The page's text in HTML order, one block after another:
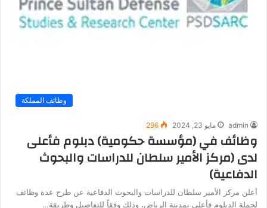
وظائف المملكة
admin مايو 23, 2024 296
وظائف في (مؤسسة حكومية) دبلوم فأعلى
لدى (مركز الأمير سلطان للدراسات والبحوث
الدفاعية)
أعلن مركز الأمير سلطان للدراسات والبحوث الدفاعية عن طرح عدة وظائف
لحملة الدبلوم فأعلى بمدينة الرياض، وذلك وفقاً للتفاصيل وطريقة…